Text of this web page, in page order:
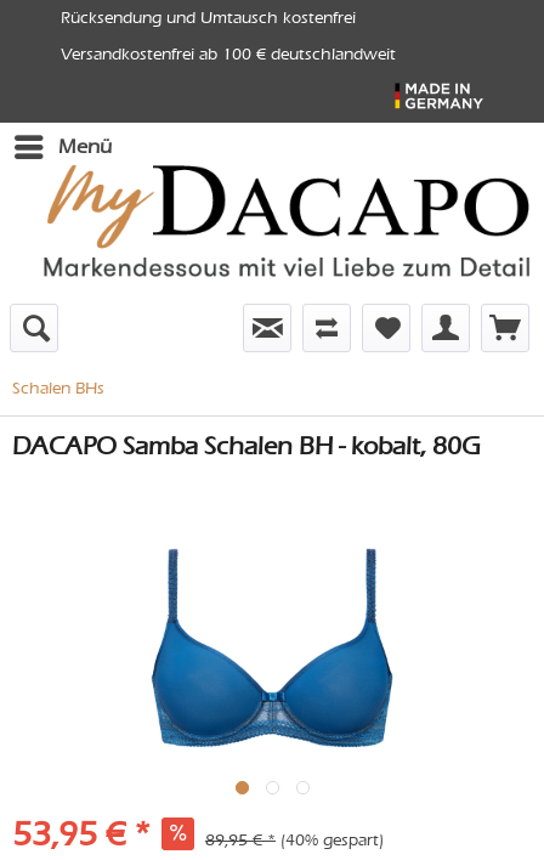
Rücksendung und Umtausch kostenfrei
Versandkostenfrei ab 100 € deutschlandweit
Menü
Schalen BHs
DACAPO Samba Schalen BH - kobalt, 80G
53,95 € * 89,95 € * (40% gespart)